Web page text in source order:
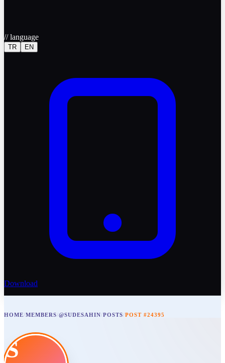
//language
TR EN
Download
HOME/MEMBERS/@SUDESAHIN/POSTS/POST #24395
S